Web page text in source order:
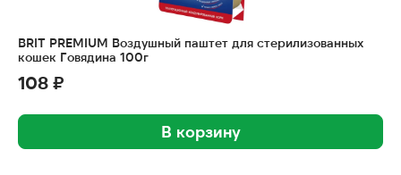
BRIT PREMIUM Воздушный паштет для стерилизованных
кошек Говядина 100г
108 ₽
В корзину